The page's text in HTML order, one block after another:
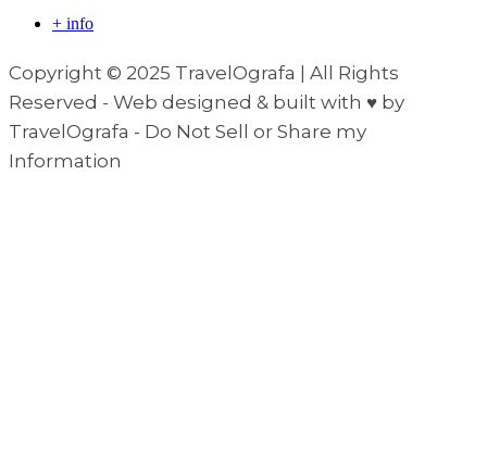
+ info
Copyright © 2025 TravelOgrafa | All Rights
Reserved - Web designed & built with ♥ by
TravelOgrafa - Do Not Sell or Share my
Information